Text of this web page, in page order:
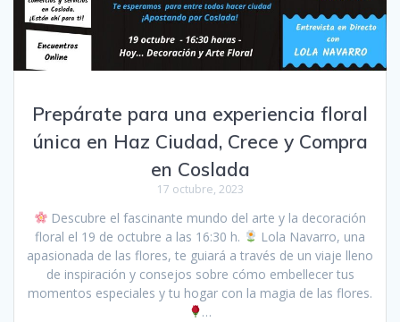
Prepárate para una experiencia floral
única en Haz Ciudad, Crece y Compra
en Coslada
17 octubre, 2023
Descubre el fascinante mundo del arte y la decoración
floral el 19 de octubre a las 16:30 h.
Lola Navarro, una
apasionada de las flores, te guiará a través de un viaje lleno
de inspiración y consejos sobre cómo embellecer tus
momentos especiales y tu hogar con la magia de las flores.
…